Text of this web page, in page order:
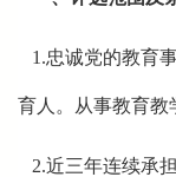
1.忠诚党的教育
育人。从事教育教
2.近三年连续承